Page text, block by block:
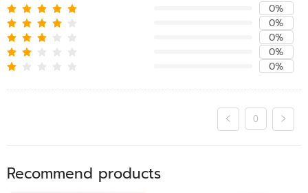
0%
0%
0%
0%
0%
0
Recommend products